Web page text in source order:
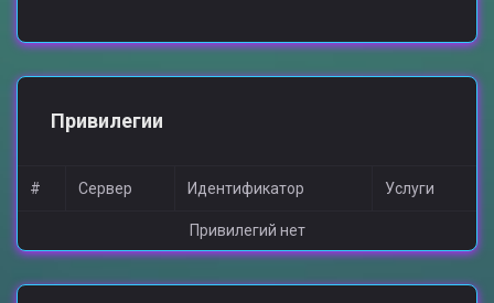
Привилегии
# Сервер Идентификатор Услуги
Привилегий нет